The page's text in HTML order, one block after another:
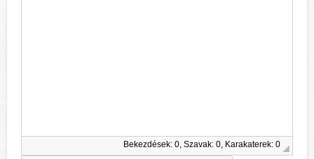
Bekezdések: 0, Szavak: 0, Karakaterek: 0